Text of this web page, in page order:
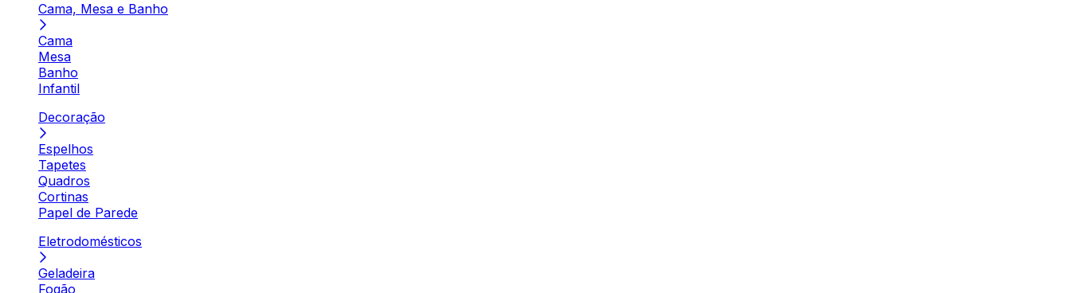
Cama, Mesa e Banho
Cama
Mesa
Banho
Infantil
Decoração
Espelhos
Tapetes
Quadros
Cortinas
Papel de Parede
Eletrodomésticos
Geladeira
Fogão